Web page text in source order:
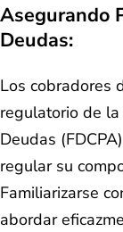
Asegurando
Deudas:
Los cobradores
regulatorio de la
Deudas
regular su
Familiarizarse
abordar